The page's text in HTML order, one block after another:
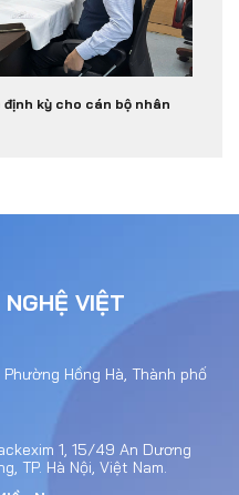
kỳ cho cán bộ nhân
VIỆT
Phường Hồng Hà, Thành phố
1, 15/49 An Dương
TP. Hà Nội, Việt Nam.